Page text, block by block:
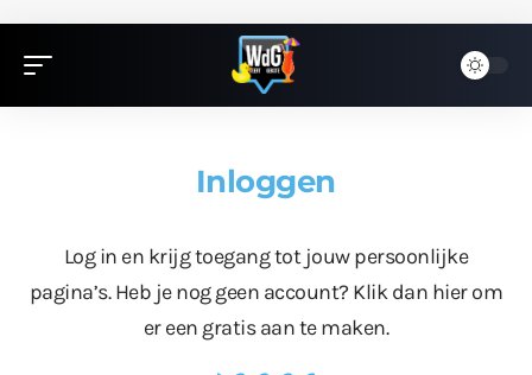
Inloggen
Log in en krijg toegang tot jouw persoonlijke
pagina’s. Heb je nog geen account? Klik dan hierom
er een gratis aan te maken.